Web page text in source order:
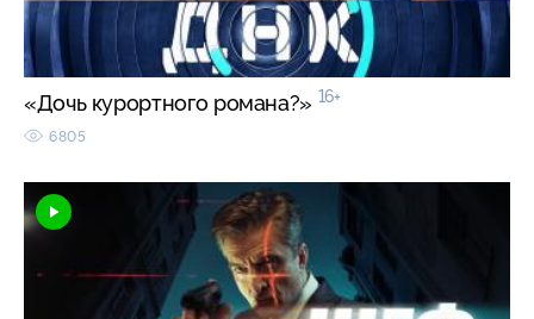
«Дочь курортного романа?» 16+
6805